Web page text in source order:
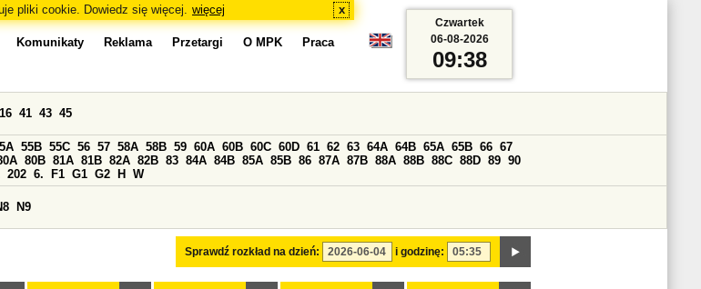
pliki cookie. Dowiedz się więcej. więcej x
Komunikaty Reklama Przetargi O MPK Praca
Sprawdź rozkład na dzień: i godzinę:
16 41 43 45
55B 55C 56 57 58A 58B 59 60A 60B 60C 60D 61 62 63 64A 64B 65A 65B 66 67
80B 81A 81B 82A 82B 83 84A 84B 85A 85B 86 87A 87B 88A 88B 88C 88D 89 90
202 6. F1 G1 G2 H W
N9
Czwartek
06-08-2026
09:38